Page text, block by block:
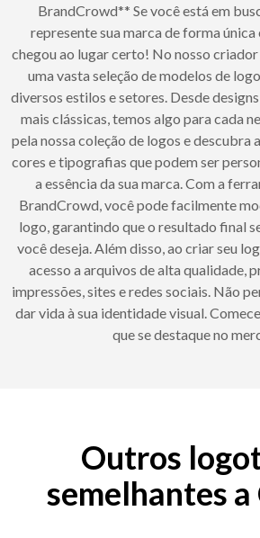
BrandCrowd** Se você está em
represente sua marca de forma
chegou ao lugar certo! No nosso
uma vasta seleção de modelos de
diversos estilos e setores. Desde
mais clássicas, temos algo para cada
pela nossa coleção de logos e descubra
cores e tipografias que podem ser
a essência da sua marca. Com a
BrandCrowd, você pode facilmente
logo, garantindo que o resultado final
você deseja. Além disso, ao criar seu
acesso a arquivos de alta qualidade,
impressões, sites e redes sociais. Não
dar vida à sua identidade visual.
que se destaque no
Outros
semelhantes a